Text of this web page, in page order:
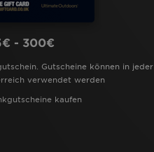
- 300€
Gutscheine können in jeder
verwendet werden
kaufen